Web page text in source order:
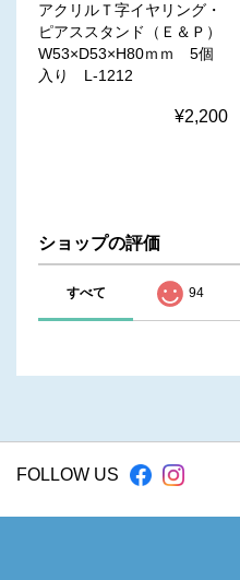
アクリルＴ字イヤリング・
ピアススタンド（Ｅ＆Ｐ）
W53×D53×H80ｍｍ 5個
入り L-1212
¥2,200
ショップの評価
すべて 94
FOLLOW US